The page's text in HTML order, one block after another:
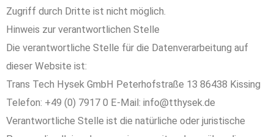
Zugriff durch Dritte ist nicht möglich.
Hinweis zur verantwortlichen Stelle
Die verantwortliche Stelle für die Datenverarbeitung auf
dieser Website ist:
Trans Tech Hysek GmbH Peterhofstraße 13 86438 Kissing
Telefon: +49 (0) 7917 0 E-Mail: info@tthysek.de
Verantwortliche Stelle ist die natürliche oder juristische